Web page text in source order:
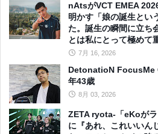
nAtsがVCT EMEA
明かす「娘の誕生とい
た。誕生の瞬間に立ち
とは私にとって極めて
7月 16, 2026
DetonatioN FocusMe
年43歳
8月 03, 2026
ZETA ryota-「eKoが
に『あれ、これいいん